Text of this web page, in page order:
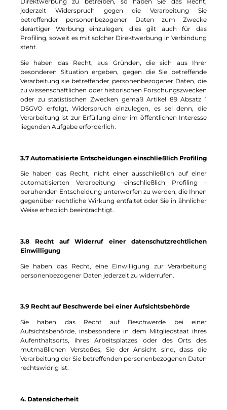
jederzeit Widerspruch gegen die Verarbeitung Sie
betreffender personenbezogener Daten zum Zwecke
derartiger Werbung einzulegen; dies gilt auch für das
Profiling, soweit es mit solcher Direktwerbung in Verbindung
steht.
Sie haben das Recht, aus Gründen, die sich aus Ihrer
besonderen Situation ergeben, gegen die Sie betreffende
Verarbeitung sie betreffender personenbezogener Daten, die
zu wissenschaftlichen oder historischen Forschungszwecken
oder zu statistischen Zwecken gemäß Artikel 89 Absatz 1
DSGVO erfolgt, Widerspruch einzulegen, es sei denn, die
Verarbeitung ist zur Erfüllung einer im öffentlichen Interesse
liegenden Aufgabe erforderlich.
3.7 Automatisierte Entscheidungen einschließlich Profiling
Sie haben das Recht, nicht einer ausschließlich auf einer
automatisierten Verarbeitung –einschließlich Profiling –
beruhenden Entscheidung unterworfen zu werden, die Ihnen
gegenüber rechtliche Wirkung entfaltet oder Sie in ähnlicher
Weise erheblich beeinträchtigt.
3.8 Recht auf Widerruf einer datenschutzrechtlichen
Einwilligung
Sie haben das Recht, eine Einwilligung zur Verarbeitung
personenbezogener Daten jederzeit zu widerrufen.
3.9 Recht auf Beschwerde bei einer Aufsichtsbehörde
Sie haben das Recht auf Beschwerde bei einer
Aufsichtsbehörde, insbesondere in dem Mitgliedstaat ihres
Aufenthaltsorts, ihres Arbeitsplatzes oder des Orts des
mutmaßlichen Verstoßes, Sie der Ansicht sind, dass die
Verarbeitung der Sie betreffenden personenbezogenen Daten
rechtswidrig ist.
4. Datensicherheit